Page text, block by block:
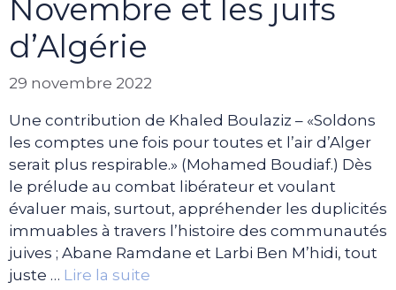
Novembre et les juifs
d’Algérie
29 novembre 2022
Une contribution de Khaled Boulaziz – «Soldons
les comptes une fois pour toutes et l’air d’Alger
serait plus respirable.» (Mohamed Boudiaf.) Dès
le prélude au combat libérateur et voulant
évaluer mais, surtout, appréhender les duplicités
immuables à travers l’histoire des communautés
juives ; Abane Ramdane et Larbi Ben M’hidi, tout
juste … Lire la suite